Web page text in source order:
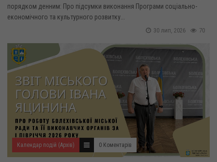
порядком денним: Про підсумки виконання Програми соціально-
економічного та культурного розвитку...
70
30 лип, 2026
Календар подій (Архів) 0 Коментарів